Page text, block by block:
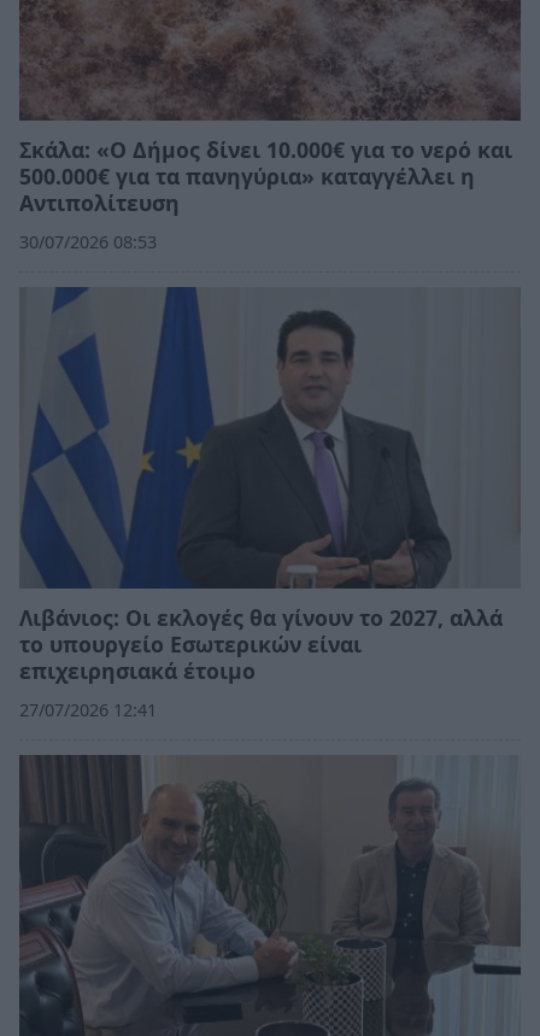
Σκάλα: «Ο Δήμος δίνει 10.000€ για το νερό και
500.000€ για τα πανηγύρια» καταγγέλλει η
Αντιπολίτευση
30/07/2026 08:53
Λιβάνιος: Οι εκλογές θα γίνουν το 2027, αλλά
το υπουργείο Εσωτερικών είναι
επιχειρησιακά έτοιμο
27/07/2026 12:41